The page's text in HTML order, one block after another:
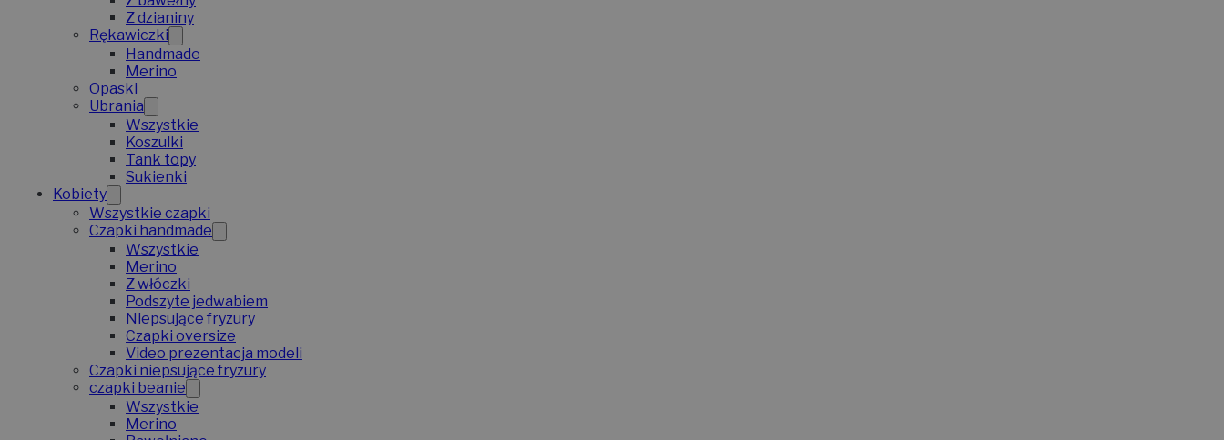
Z dzianiny
Rękawiczki
Handmade
Merino
Opaski
Ubrania
Wszystkie
Koszulki
Tank topy
Sukienki
Kobiety
Wszystkie czapki
Czapki handmade
Wszystkie
Merino
Z włóczki
Podszyte jedwabiem
Niepsujące fryzury
Czapki oversize
Video prezentacja modeli
Czapki niepsujące fryzury
czapki beanie
Wszystkie
Merino